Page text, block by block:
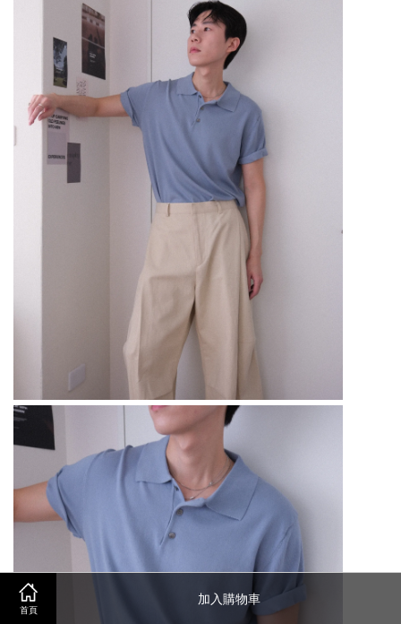
首頁
加入購物車